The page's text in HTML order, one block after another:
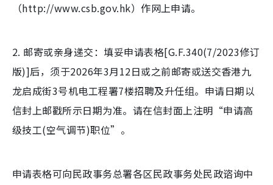
（http://www.csb.gov.hk）作网上申请。
2. 邮寄或亲身递交：填妥申请表格[G.F.340(7/2023修订
版)]后，须于2026年3月12日或之前邮寄或送交香港九
龙启成街3号机电工程署7楼招聘及升任组。申请日期以
信封上邮戳所示日期为准。请在信封面上注明“申请高
级技工(空气调节)职位”。
申请表格可向民政事务总署各区民政事务处民政谘询中